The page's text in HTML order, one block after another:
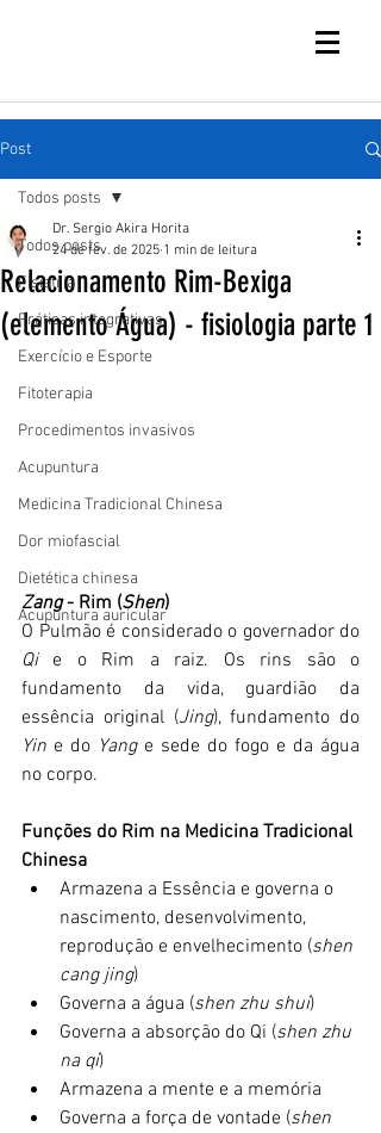
Post
Todos posts
Fisiatria
Práticas integrativas
Exercício e Esporte
Fitoterapia
Procedimentos invasivos
Acupuntura
Medicina Tradicional Chinesa
Dor miofascial
Dietética chinesa
Acupuntura auricular
Todos posts
Relacionamento Rim-Bexiga
(elemento Água) - fisiologia parte 1
Dr. Sergio Akira Horita
24 de fev. de 2025 1 min de leitura
Zang - Rim (Shen)
Qi e o Rim a raiz. Os rins são o
fundamento da vida, guardião da
essência original (Jing
Yin e do Yang e sede do fogo e da água
no corpo.
Funções do Rim na Medicina Tradicional
Chinesa
Armazena a Essência e governa o
nascimento, desenvolvimento,
reprodução e envelhecimento (shen
cang jing)
Governa a água (shen zhu shui)
Governa a absorção do Qi (shen zhu
na qi)
Armazena a mente e a memória
Governa a força de vontade (shen